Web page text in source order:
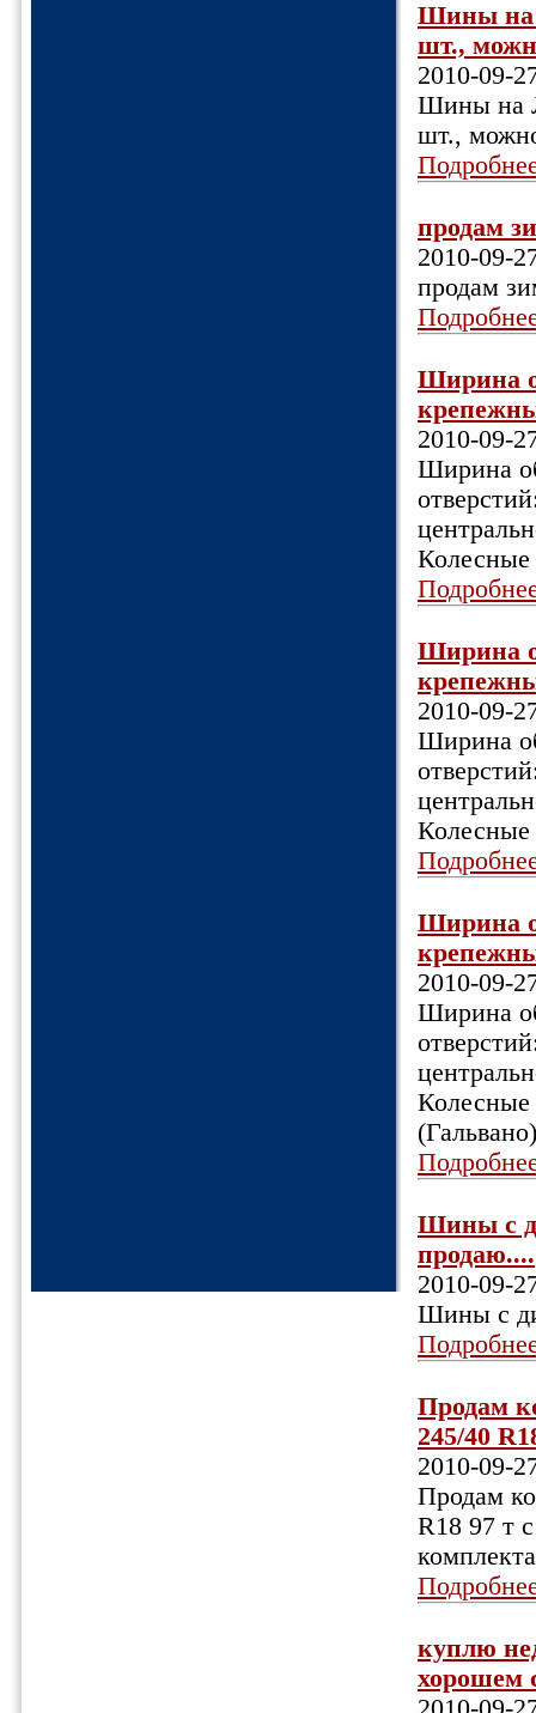
Шины на
шт.,
2010-09-
Шины на
шт.,
продам
2010-09-
продам
Ширина
2010-09-
Ширина
Колесные
Ширина
2010-09-
Ширина
Колесные
Ширина
2010-09-
Ширина
Колесные
(Гальвано)
Шины с
продаю....
2010-09-
Шины с
Продам
245/40
2010-09-
Продам
R18 97 т
куплю
хорошем